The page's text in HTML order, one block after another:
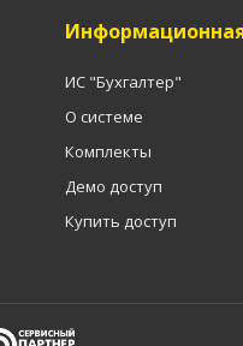
ИС "Бухгалтер"
О системе
Комплекты
Демо доступ
Купить доступ